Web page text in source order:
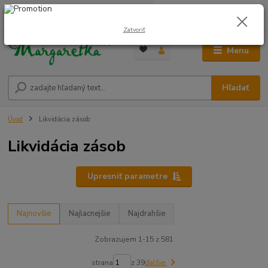
Menu
Hľadať
0948 236 042
0,00 €
Úvod Likvidácia zásob
Likvidácia zásob
Upresniť parametre
Najnovšie Najlacnejšie Najdrahšie
Zobrazujem 1-15 z 581
strana z 39ďalšie
Zatvoriť